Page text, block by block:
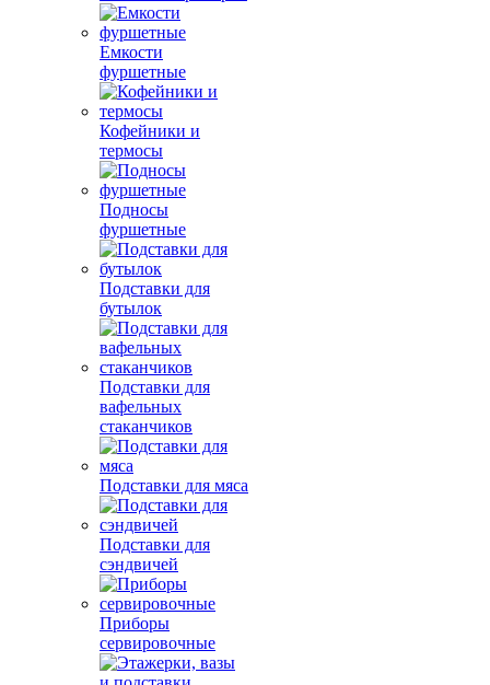
Емкости
фуршетные
Кофейники и
термосы
Подносы
фуршетные
Подставки для
бутылок
Подставки для
вафельных
стаканчиков
Подставки для мяса
Подставки для
сэндвичей
Приборы
сервировочные